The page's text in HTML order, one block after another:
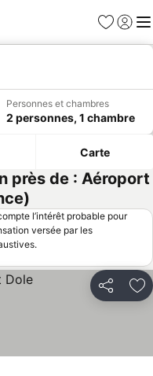
Favoris
Se
Personnes et chambres
2 personnes, 1 chambre
Carte
près de : Aéroport
l’intérêt probable pour
versée par les
Partager